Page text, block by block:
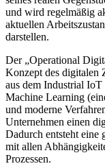
und wird regelmäßig
aktuellen
darstellen.
Der „Operational
Konzept des digitalen
aus dem Industrial
Machine Learning
und moderne
Unternehmen einen
Dadurch entsteht eine
mit allen
Prozessen.